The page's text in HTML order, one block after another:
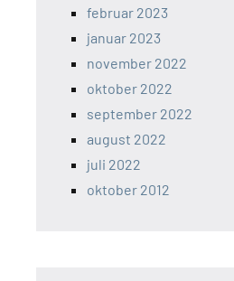
februar 2023
januar 2023
november 2022
oktober 2022
september 2022
august 2022
juli 2022
oktober 2012